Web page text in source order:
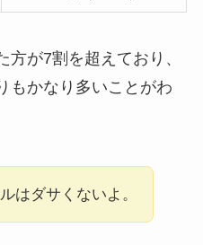
方が7割を超えており、
もかなり多いことがわ
はダサくないよ。